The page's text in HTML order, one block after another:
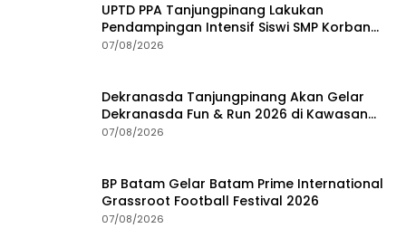
UPTD PPA Tanjungpinang Lakukan
Pendampingan Intensif Siswi SMP Korban
Asusila
07/08/2026
Dekranasda Tanjungpinang Akan Gelar
Dekranasda Fun & Run 2026 di Kawasan
Gedung Gonggong
07/08/2026
BP Batam Gelar Batam Prime International
Grassroot Football Festival 2026
07/08/2026